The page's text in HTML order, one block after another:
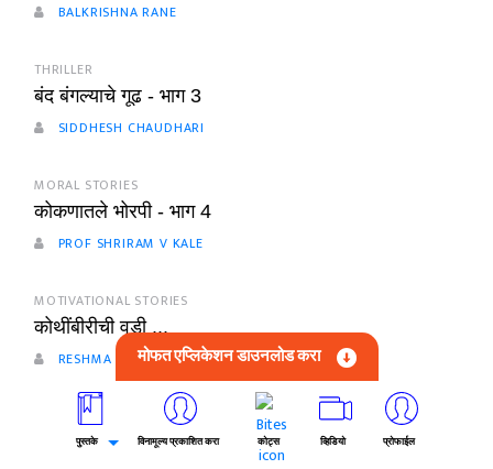
BALKRISHNA RANE
THRILLER
बंद बंगल्याचे गूढ - भाग 3
SIDDHESH CHAUDHARI
MORAL STORIES
कोकणातले भोरपी - भाग 4
PROF SHRIRAM V KALE
MOTIVATIONAL STORIES
कोथींबीरीची वडी ...
RESHMA
सर्वोत्तम मराठी कथा | मराठी कादंबरी | प्रेम कथा पुस्तके
|
Suraj Kamble पुस्तके PDF
मोफत एप्लिकेशन डाउनलोड करा
पुस्तके विनामूल्य प्रकाशित करा कोट्स व्हिडियो प्रोफाईल